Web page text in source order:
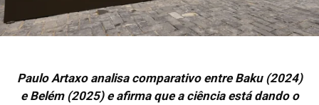
Paulo Artaxo analisa comparativo entre Baku (2024)
e Belém (2025) e afirma que a ciência está dando o